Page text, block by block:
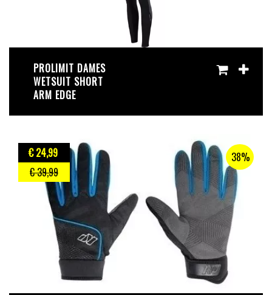
PROLIMIT DAMES
WETSUIT SHORT
ARM EDGE
€ 24,99
€ 39,99
38%